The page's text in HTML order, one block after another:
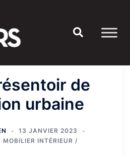
Rechercher
de
urbaine
13 JANVIER 2023
MOBILIER INTÉRIEUR /